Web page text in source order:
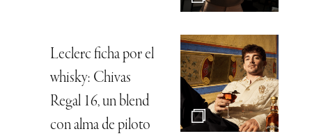
Leclerc ficha por el
whisky: Chivas
Regal 16, un blend
con alma de piloto